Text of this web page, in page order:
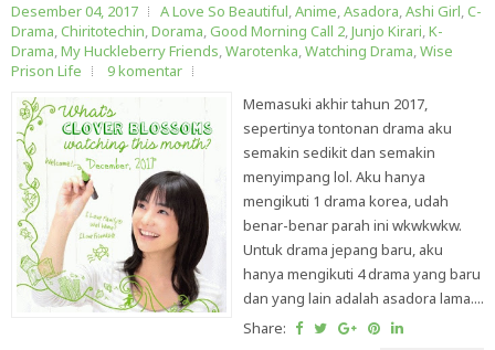
Desember 04, 2017 A Love So Beautiful,Anime,Asadora,Ashi Girl,C-
Drama,Chiritotechin,Dorama,Good Morning Call 2,Junjo Kirari,K-
Drama,My Huckleberry Friends,Warotenka,Watching Drama,Wise
Prison Life
9 komentar
Memasuki akhir tahun 2017,
sepertinya tontonan drama aku
semakin sedikit dan semakin
menyimpang lol. Aku hanya
mengikuti 1 drama korea, udah
benar-benar parah ini wkwkwkw.
Untuk drama jepang baru, aku
hanya mengikuti 4 drama yang baru
dan yang lain adalah asadora lama....
Share: